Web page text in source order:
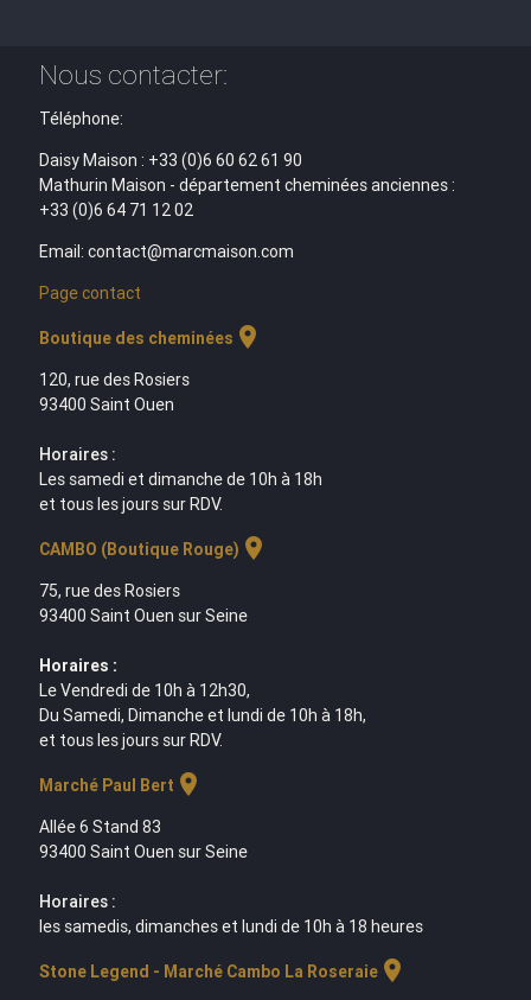
Nous contacter:
Téléphone:
Daisy Maison : +33 (0)6 60 62 61 90
Mathurin Maison - département cheminées anciennes :
+33 (0)6 64 71 12 02
Email: contact@marcmaison.com
Page contact
Boutique des cheminées location_on
120, rue des Rosiers
93400 Saint Ouen
Horaires :
Les samedi et dimanche de 10h à 18h
et tous les jours sur RDV.
CAMBO (Boutique Rouge) location_on
75, rue des Rosiers
93400 Saint Ouen sur Seine
Horaires :
Le Vendredi de 10h à 12h30,
Du Samedi, Dimanche et lundi de 10h à 18h,
et tous les jours sur RDV.
Marché Paul Bert location_on
Allée 6 Stand 83
93400 Saint Ouen sur Seine
Horaires :
les samedis, dimanches et lundi de 10h à 18 heures
Stone Legend - Marché Cambo La Roseraielocation_on